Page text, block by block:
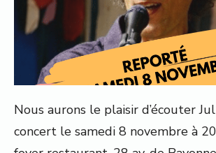
Nous aurons le plaisir d’écouter
concert le samedi 8 novembre à